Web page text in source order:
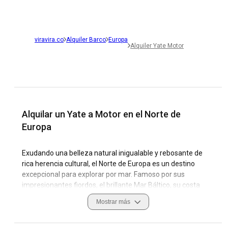
viravira.co Alquiler Barco Europa
Alquiler Yate Motor
Alquilar un Yate a Motor en el Norte de
Europa
Exudando una belleza natural inigualable y rebosante de
rica herencia cultural, el Norte de Europa es un destino
excepcional para explorar por mar. Famoso por sus
impresionantes fiordos, el brillante Mar Báltico, su costa
escarpada y encantadoras islas, el Norte de Europa te invita
a sumergirte en una cultura de navegación única. Aquí
Mostrar más